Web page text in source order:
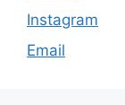
Instagram
Email